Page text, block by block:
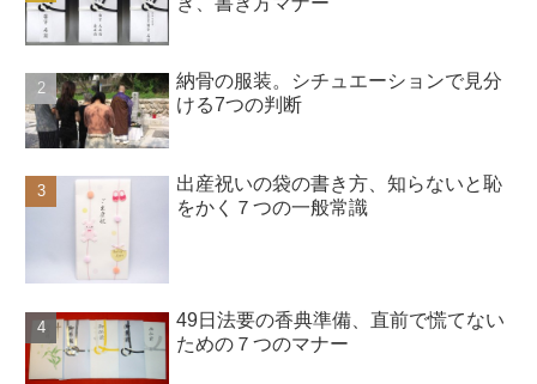
納骨の服装。シチュエーションで見分
ける7つの判断
出産祝いの袋の書き方、知らないと恥
をかく７つの一般常識
49日法要の香典準備、直前で慌てない
ための７つのマナー